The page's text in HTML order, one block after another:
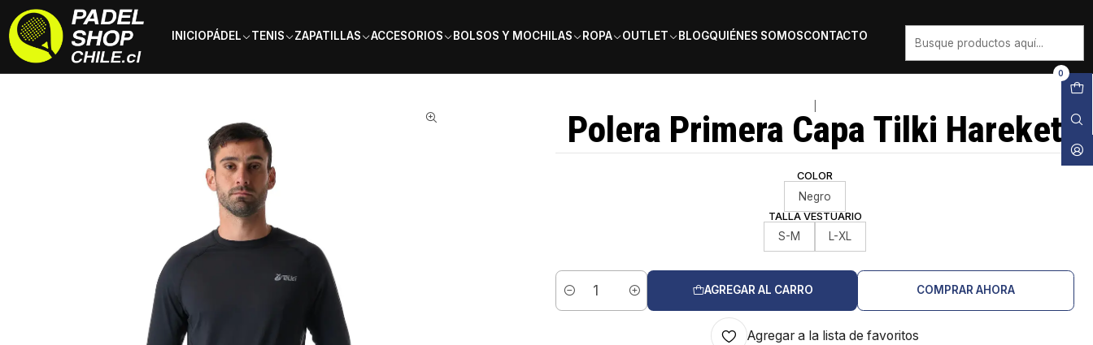
INICIOPÁDEL TENIS ZAPATILLAS ACCESORIOS BOLSOS Y MOCHILAS ROPA OUTLET BLOGQUIÉNES SOMOSCONTACTO
0
Inicio Ropa Hombre Poleras
Polera Primera Capa Tilki Hareket
COLOR
Negro
TALLA VESTUARIO
S-M L-XL
Cantidad
AGREGAR AL CARRO COMPRAR AHORA
Agregar a la lista de favoritos